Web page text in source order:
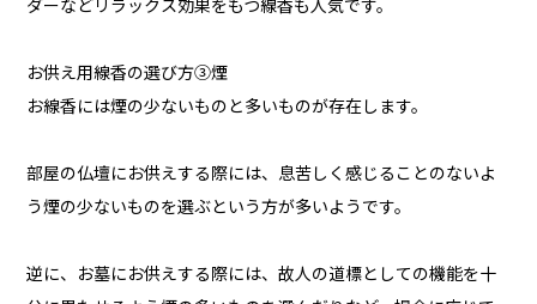
ダーなどリラックス効果をもつ線香も人気です。
お供え用線香の選び方③煙
お線香には煙の少ないものと多いものが存在します。
部屋の仏壇にお供えする際には、息苦しく感じることのないよ
う煙の少ないものを選ぶという方が多いようです。
逆に、お墓にお供えする際には、故人の道標としての機能を十